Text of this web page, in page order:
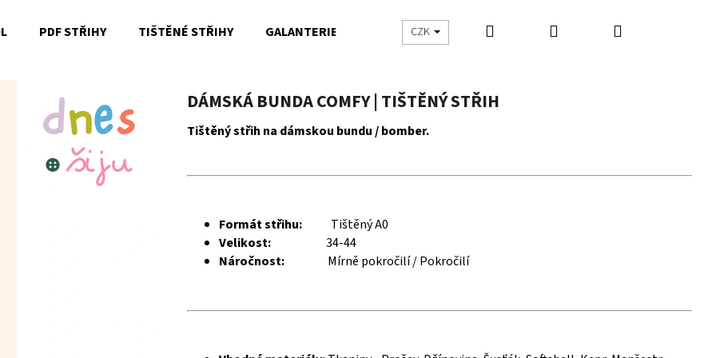
PDF STŘIHY TIŠTĚNÉ STŘIHY GALANTERIE ŠIJEME S DNES ŠIJU
CZK Hledat PřihlášeníNákupní
DÁMSKÁ BUNDA COMFY | TIŠTĚNÝ STŘIH
Tištěný střih na dámskou bundu / bomber.
Formát střihu: Tištěný A0
Velikost: 34-44
Náročnost: Mírně pokročilí / Pokročilí
Co potřebujete najít?